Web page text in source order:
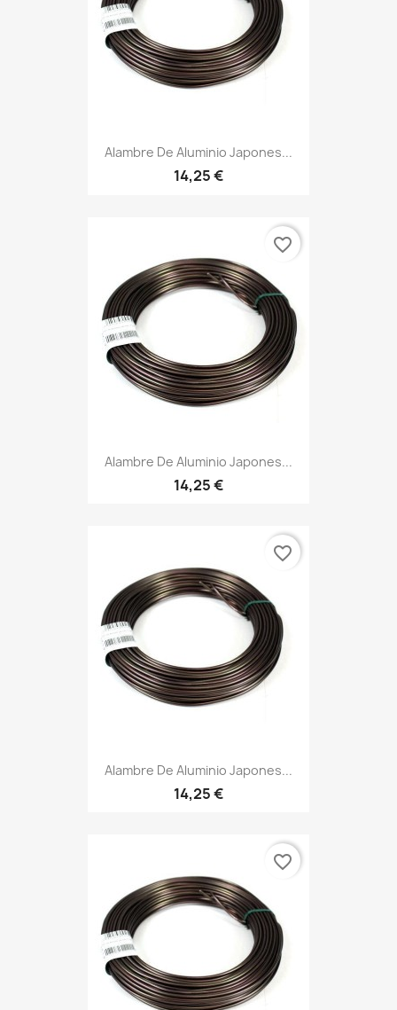
Alambre De Aluminio Japones...
14,25 €
Alambre De Aluminio Japones...
14,25 €
favorite_border
Alambre De Aluminio Japones...
14,25 €
favorite_border
favorite_border